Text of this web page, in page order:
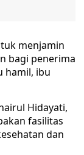
menjamin
bagi penerima
hamil, ibu
Hidayati,
fasilitas
dan